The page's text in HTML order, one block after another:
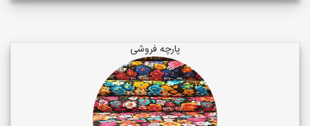
پارچه فروشی